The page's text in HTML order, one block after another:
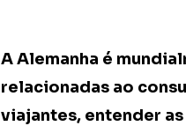
A Alemanha é
relacionadas ao
viajantes, entender